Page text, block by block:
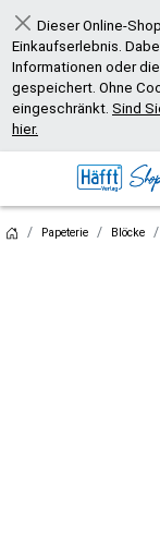
Schließen
Dieser Online-
Einkaufserlebnis.
Informationen oder
gespeichert. Ohne
eingeschränkt. Sind
hier.
Papeterie Blöcke